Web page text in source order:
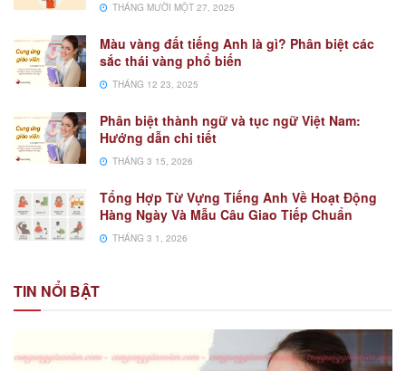
THÁNG MƯỜI MỘT 27, 2025
Màu vàng đất tiếng Anh là gì? Phân biệt các
sắc thái vàng phổ biến
THÁNG 12 23, 2025
Phân biệt thành ngữ và tục ngữ Việt Nam:
Hướng dẫn chi tiết
THÁNG 3 15, 2026
Tổng Hợp Từ Vựng Tiếng Anh Về Hoạt Động
Hàng Ngày Và Mẫu Câu Giao Tiếp Chuẩn
THÁNG 3 1, 2026
TIN NỔI BẬT